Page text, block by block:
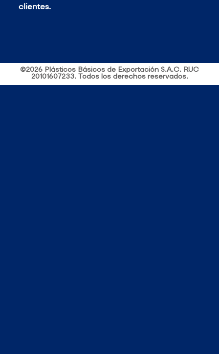
clientes.
©2026 Plásticos Básicos de Exportación S.A.C. RUC
20101607233. Todos los derechos reservados.